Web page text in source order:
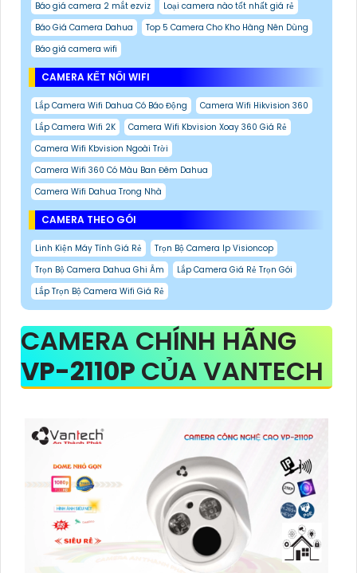
Báo giá camera 2 mắt ezviz
Loại camera nào tốt nhất giá rẻ
Báo Giá Camera Dahua
Top 5 Camera Cho Kho Hàng Nên Dùng
Báo giá camera wifi
CAMERA KẾT NỐI WIFI
Lắp Camera Wifi Dahua Có Báo Động
Camera Wifi Hikvision 360
Lắp Camera Wifi 2K
Camera Wifi Kbvision Xoay 360 Giá Rẻ
Camera Wifi Kbvision Ngoài Trời
Camera Wifi 360 Có Màu Ban Đêm Dahua
Camera Wifi Dahua Trong Nhà
CAMERA THEO GÓI
Linh Kiện Máy Tính Giá Rẻ
Trọn Bộ Camera Ip Visioncop
Trọn Bộ Camera Dahua Ghi Âm
Lắp Camera Giá Rẻ Trọn Gói
Lắp Trọn Bộ Camera Wifi Giá Rẻ
CAMERA CHÍNH HÃNG
VP-2110P CỦA VANTECH